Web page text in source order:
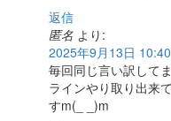
返信
匿名 より:
2025年9月13日
毎回同じ言い訳して
ラインやり取り出来
すm(_ _)m